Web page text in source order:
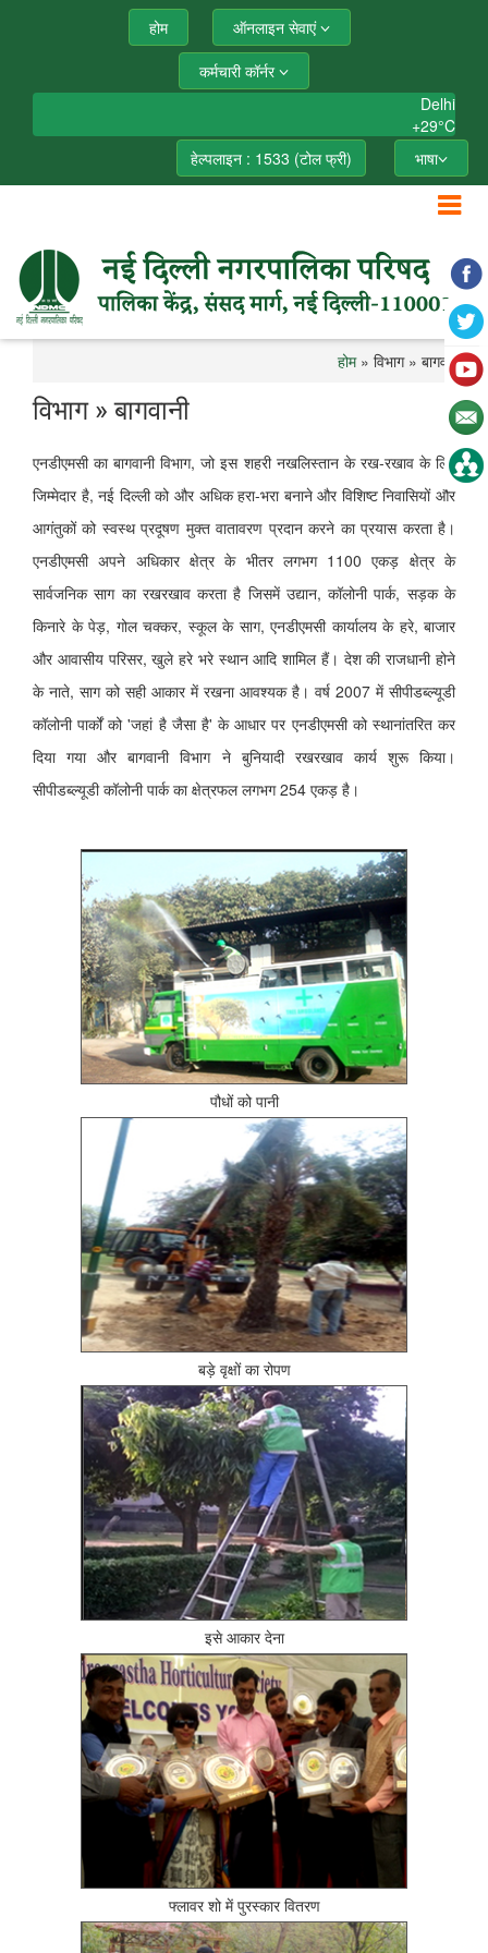
होम
ऑनलाइन सेवाएं
कर्मचारी कॉर्नर
Delhi
+29°C
हेल्पलाइन : 1533 (टोल फ्री)
भाषा
होम» विभाग » बागवानी
विभाग » बागवानी
एनडीएमसी का बागवानी विभाग, जो इस शहरी नखलिस्तान के रख-रखाव के लिए
जिम्मेदार है, नई दिल्ली को और अधिक हरा-भरा बनाने और विशिष्ट निवासियों और
आगंतुकों को स्वस्थ प्रदूषण मुक्त वातावरण प्रदान करने का प्रयास करता है।
एनडीएमसी अपने अधिकार क्षेत्र के भीतर लगभग 1100 एकड़ क्षेत्र के
सार्वजनिक साग का रखरखाव करता है जिसमें उद्यान, कॉलोनी पार्क, सड़क के
किनारे के पेड़, गोल चक्कर, स्कूल के साग, एनडीएमसी कार्यालय के हरे, बाजार
और आवासीय परिसर, खुले हरे भरे स्थान आदि शामिल हैं। देश की राजधानी होने
के नाते, साग को सही आकार में रखना आवश्यक है। वर्ष 2007 में सीपीडब्ल्यूडी
कॉलोनी पार्कों को 'जहां है जैसा है' के आधार पर एनडीएमसी को स्थानांतरित कर
दिया गया और बागवानी विभाग ने बुनियादी रखरखाव कार्य शुरू किया।
सीपीडब्ल्यूडी कॉलोनी पार्क का क्षेत्रफल लगभग 254 एकड़ है।
पौधों को पानी
बड़े वृक्षों का रोपण
इसे आकार देना
फ्लावर शो में पुरस्कार वितरण